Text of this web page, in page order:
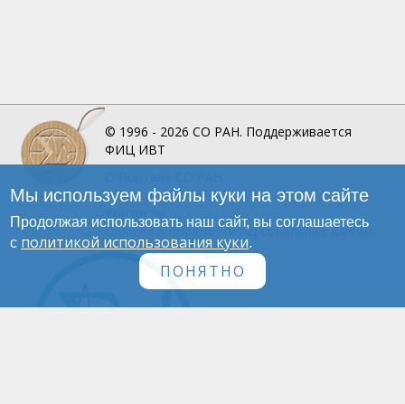
© 1996 - 2026 СО РАН. Поддерживается
ФИЦ ИВТ
Инфографика
Политика обработки персональных данных
Мы используем файлы куки на этом сайте
Продолжая использовать наш сайт, вы соглашаетесь
с политикой использования куки.
ПОНЯТНО